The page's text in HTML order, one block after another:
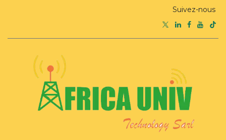
Suivez-nous